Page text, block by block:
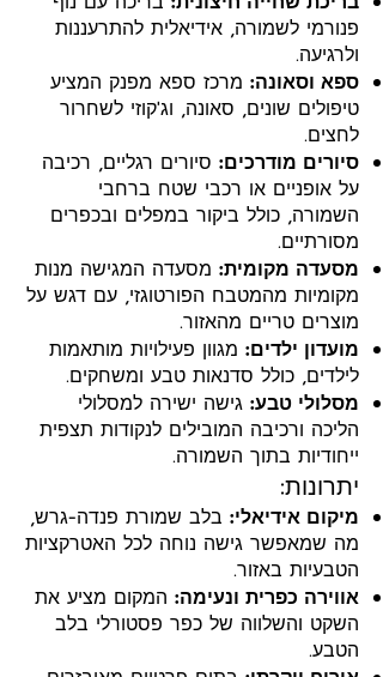
פנורמי לשמורה, אידיאלית להתרעננות
ולרגיעה.
ספא וסאונה: מרכז ספא מפנק המציע
טיפולים שונים, סאונה, וג'קוזי לשחרור
לחצים.
סיורים מודרכים: סיורים רגליים, רכיבה
על אופניים או רכבי שטח ברחבי
השמורה, כולל ביקור במפלים ובכפרים
מסורתיים.
מסעדה מקומית: מסעדה המגישה מנות
מקומיות מהמטבח הפורטוגזי, עם דגש על
מוצרים טריים מהאזור.
מועדון ילדים: מגוון פעילויות מותאמות
לילדים, כולל סדנאות טבע ומשחקים.
מסלולי טבע: גישה ישירה למסלולי
הליכה ורכיבה המובילים לנקודות תצפית
ייחודיות בתוך השמורה.
יתרונות:
מיקום אידיאלי: בלב שמורת פנדה-גרש,
מה שמאפשר גישה נוחה לכל האטרקציות
הטבעיות באזור.
אווירה כפרית ונעימה: המקום מציע את
השקט והשלווה של כפר פסטורלי בלב
הטבע.